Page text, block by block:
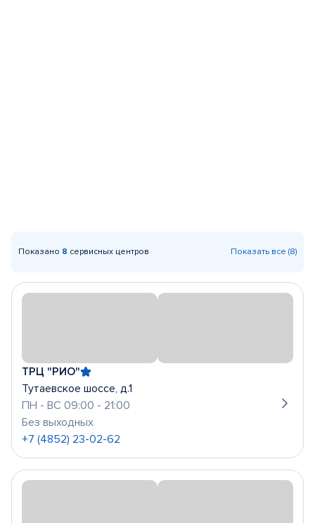
Показано 8 сервисных центров Показать все (8)
ТРЦ "РИО"
Тутаевское шоссе, д.1
ПН - ВС 09:00 - 21:00
Без выходных
+7 (4852) 23-02-62